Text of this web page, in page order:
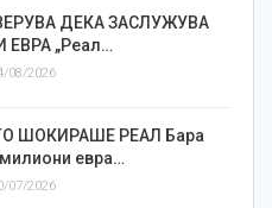
ДЕКА ЗАСЛУЖУВА
„Реал…
08/2026
ШОКИРАШЕ РЕАЛ Бара
евра…
07/2026